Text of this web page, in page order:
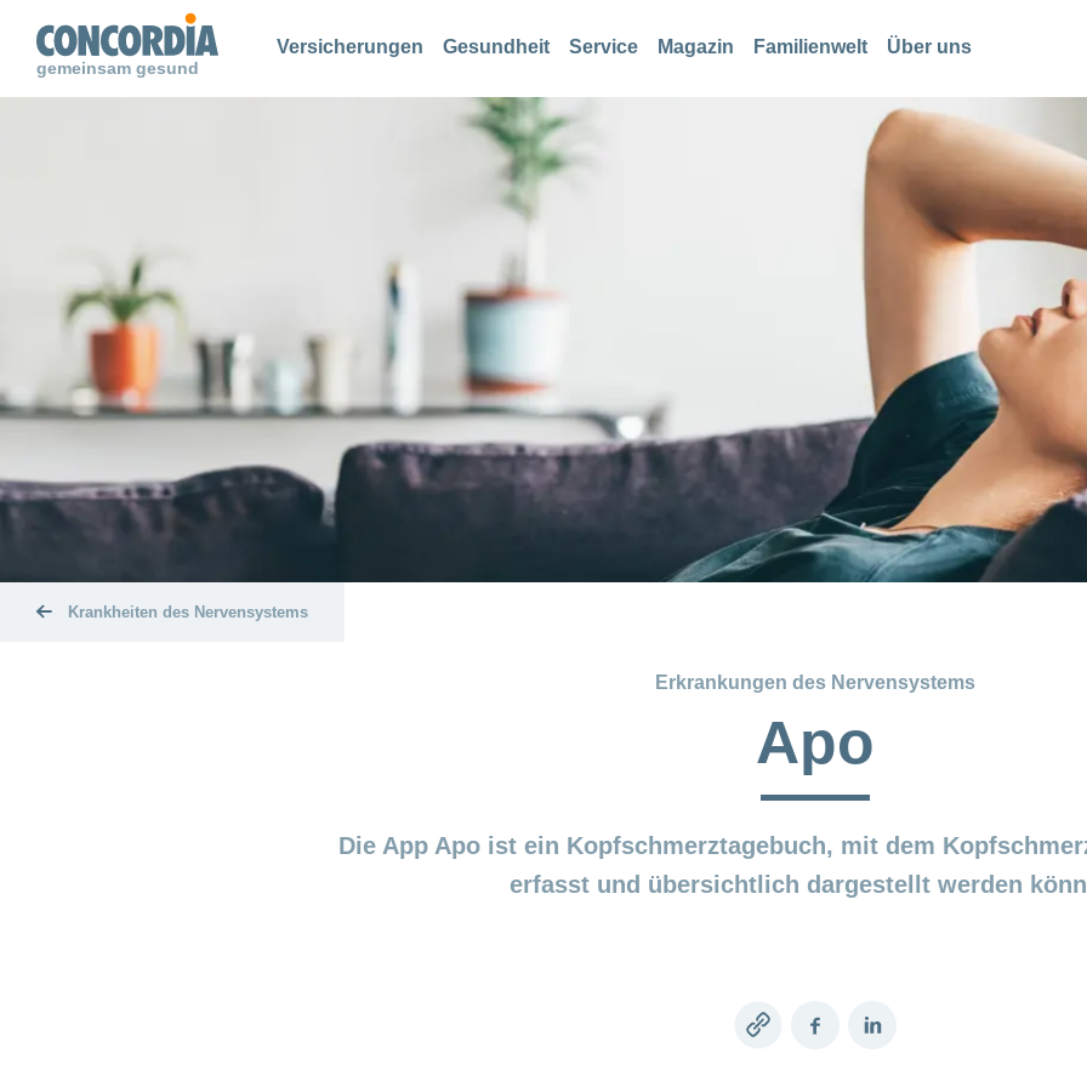
gemeinsam gesund
Versicherungen Gesundheit Service Magazin Familienwelt Über uns
Suche
Suche
Suche
Krankheiten des Nervensystems
Erkrankungen des Nervensystems
Apo
Die App Apo ist ein Kopfschmerztagebuch, mit dem
erfasst und übersichtlich dargestellt werden
Copy
FacebookLinkedIn